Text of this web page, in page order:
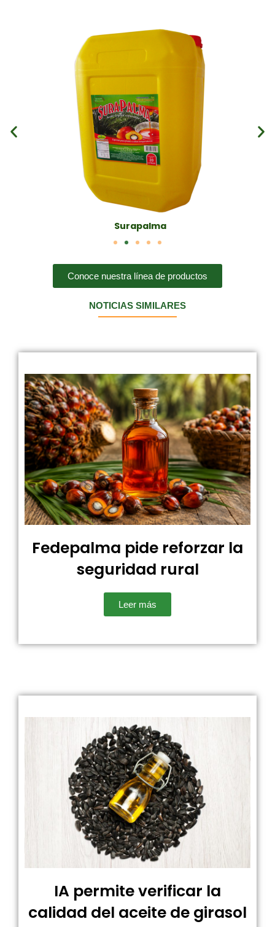
Surapalma
Conoce nuestra línea de productos
NOTICIAS SIMILARES
Fedepalma pide reforzar la
seguridad rural
Leer más
IA permite verificar la
calidad del aceite de girasol